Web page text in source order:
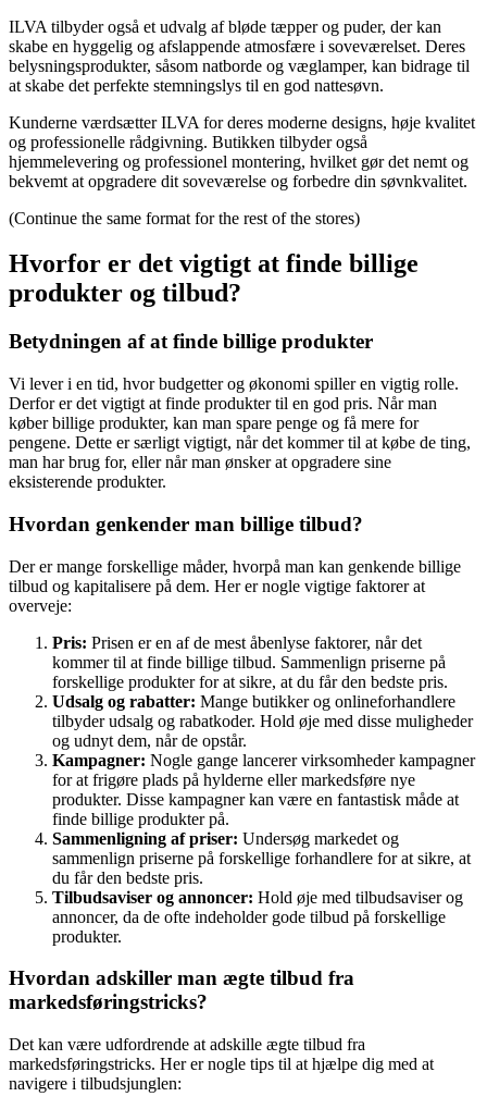
ILVA tilbyder også et udvalg af bløde tæpper og puder, der kan
skabe en hyggelig og afslappende atmosfære i soveværelset. Deres
belysningsprodukter, såsom natborde og væglamper, kan bidrage til
at skabe det perfekte stemningslys til en god nattesøvn.
Kunderne værdsætter ILVA for deres moderne designs, høje kvalitet
og professionelle rådgivning. Butikken tilbyder også
hjemmelevering og professionel montering, hvilket gør det nemt og
bekvemt at opgradere dit soveværelse og forbedre din søvnkvalitet.
(Continue the same format for the rest of the stores)
Hvorfor er det vigtigt at finde billige
produkter og tilbud?
Betydningen af at finde billige produkter
Vi lever i en tid, hvor budgetter og økonomi spiller en vigtig rolle.
Derfor er det vigtigt at finde produkter til en god pris. Når man
køber billige produkter, kan man spare penge og få mere for
pengene. Dette er særligt vigtigt, når det kommer til at købe de ting,
man har brug for, eller når man ønsker at opgradere sine
eksisterende produkter.
Hvordan genkender man billige tilbud?
Der er mange forskellige måder, hvorpå man kan genkende billige
tilbud og kapitalisere på dem. Her er nogle vigtige faktorer at
overveje:
Pris: Prisen er en af de mest åbenlyse faktorer, når det
kommer til at finde billige tilbud. Sammenlign priserne på
forskellige produkter for at sikre, at du får den bedste pris.
Udsalg og rabatter: Mange butikker og onlineforhandlere
tilbyder udsalg og rabatkoder. Hold øje med disse muligheder
og udnyt dem, når de opstår.
Kampagner: Nogle gange lancerer virksomheder kampagner
for at frigøre plads på hylderne eller markedsføre nye
produkter. Disse kampagner kan være en fantastisk måde at
finde billige produkter på.
Sammenligning af priser: Undersøg markedet og
sammenlign priserne på forskellige forhandlere for at sikre, at
du får den bedste pris.
Tilbudsaviser og annoncer: Hold øje med tilbudsaviser og
annoncer, da de ofte indeholder gode tilbud på forskellige
produkter.
Hvordan adskiller man ægte tilbud fra
markedsføringstricks?
Det kan være udfordrende at adskille ægte tilbud fra
markedsføringstricks. Her er nogle tips til at hjælpe dig med at
navigere i tilbudsjunglen: